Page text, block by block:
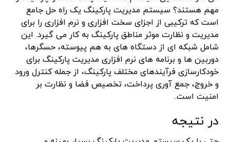
مهم هستند؟ سیستم مدیریت پارکینگ یک راه حل جامع
است که ترکیبی از اجزای سخت افزاری و نرم افزاری را برای
مدیریت و نظارت موثر مناطق پارکینگ به کار می گیرد. این
شامل شبکه ای از دستگاه های به هم پیوسته، حسگرها،
دوربین ها و برنامه های نرم افزاری مدیریت پارکینگ برای
خودکارسازی فرآیندهای مختلف پارکینگ، از جمله کنترل ورود
و خروج، جمع آوری پرداخت، تخصیص فضا و نظارت بر
امنیت است.
در نتیجه